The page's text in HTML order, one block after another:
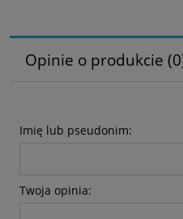
Opinie o produkcie
Imię lub pseudonim:
Twoja opinia: